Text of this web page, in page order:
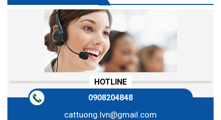
HOTLINE
0908204848
cattuong.lvn@gmail.com